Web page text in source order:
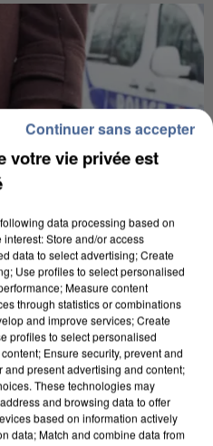
LA DZ MAFIA
votre vie privée est
data processing based on
Store and/or access
data to select advertising; Create
Use profiles to select personalised
Measure content
through statistics or combinations
and improve services; Create
profiles to select personalised
Ensure security, prevent and
present advertising and content;
These technologies may
and browsing data to offer
based on information actively
data; Match and combine data from
Continuer sans accepter